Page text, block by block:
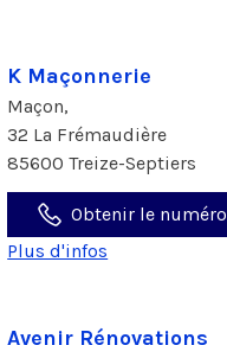
K Maçonnerie
Maçon,
32 La Frémaudière
85600 Treize-Septiers
Obtenir le numéro
Plus d'infos
Avenir Rénovations